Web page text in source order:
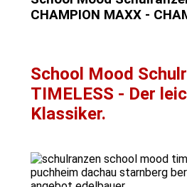
CHAMPION MAXX -
School Mood
TIMELESS - Der
Klassiker.